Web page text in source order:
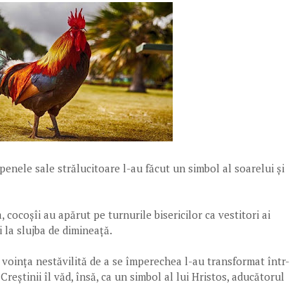
sale strălucitoare l-au făcut un simbol al soarelui și
cocoșîi au apărut pe turnurile bisericilor ca vestitori ai
slujba de dimineață.
nestăvilită de a se împerechea l-au transformat într-
îl văd, însă, ca un simbol al lui Hristos, aducătorul